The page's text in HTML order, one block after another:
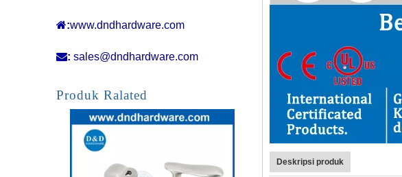
:www.dndhardware.com
: sales@dndhardware.com
Produk Ralated
Deskripsi produk